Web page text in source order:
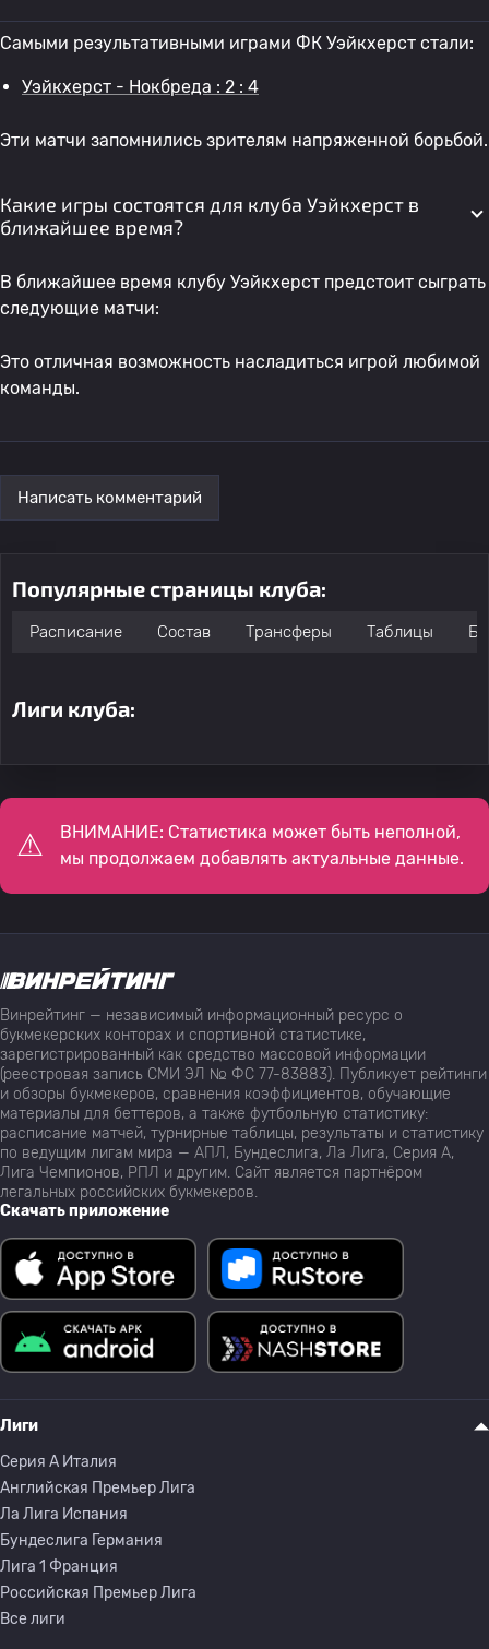
Самыми результативными играми ФК Уэйкхерст стали:
Уэйкхерст - Нокбреда : 2 : 4
Эти матчи запомнились зрителям напряженной борьбой.
Какие игры состоятся для клуба Уэйкхерст в
ближайшее время?
В ближайшее время клубу Уэйкхерст предстоит сыграть
следующие матчи:
Это отличная возможность насладиться игрой любимой
команды.
Написать комментарий
Популярные страницы клуба:
Расписание Состав Трансферы Таблицы
Лиги клуба:
ВНИМАНИЕ: Статистика может быть неполной,
мы продолжаем добавлять актуальные данные.
Винрейтинг — независимый информационный ресурс о
букмекерских конторах и спортивной статистике,
зарегистрированный как средство массовой информации
(реестровая запись СМИ ЭЛ № ФС 77-83883). Публикует рейтинги
и обзоры букмекеров, сравнения коэффициентов, обучающие
материалы для беттеров, а также футбольную статистику:
расписание матчей, турнирные таблицы, результаты и статистику
по ведущим лигам мира — АПЛ, Бундеслига, Ла Лига, Серия А,
Лига Чемпионов, РПЛ и другим. Сайт является партнёром
легальных российских букмекеров.
Скачать приложение
Лиги
Серия A Италия
Английская Премьер Лига
Ла Лига Испания
Бундеслига Германия
Лига 1 Франция
Российская Премьер Лига
Все лиги